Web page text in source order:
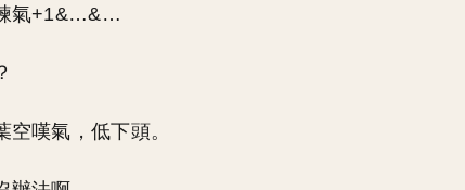
氣+1&…&…
空嘆氣，低下頭。